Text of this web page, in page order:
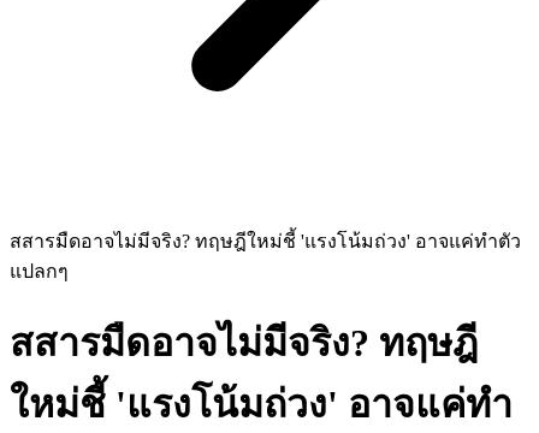
สสารมืดอาจไม่มีจริง? ทฤษฎีใหม่ชี้ 'แรงโน้มถ่วง' อาจแค่ทำตัว
แปลกๆ
สสารมืดอาจไม่มีจริง? ทฤษฎี
ใหม่ชี้ 'แรงโน้มถ่วง' อาจแค่ทำ